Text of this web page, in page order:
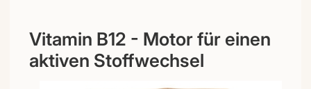
Vitamin B12 - Motor für einen
aktiven Stoffwechsel